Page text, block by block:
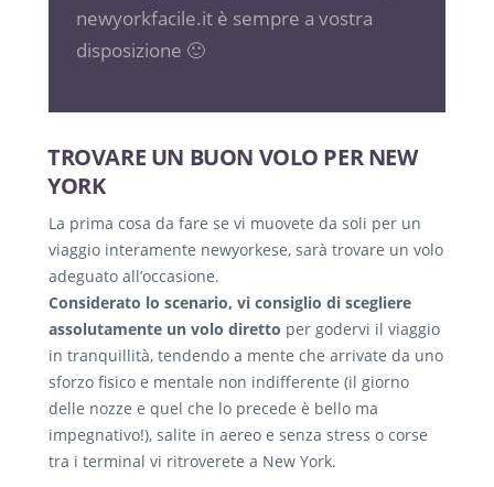
newyorkfacile.it è sempre a vostra
disposizione 🙂
TROVARE UN BUON VOLO PER NEW
YORK
La prima cosa da fare se vi muovete da soli per un
viaggio interamente newyorkese, sarà trovare un volo
adeguato all’occasione.
Considerato lo scenario, vi consiglio di scegliere
assolutamente un volo diretto per godervi il viaggio
in tranquillità, tendendo a mente che arrivate da uno
sforzo fisico e mentale non indifferente (il giorno
delle nozze e quel che lo precede è bello ma
impegnativo!), salite in aereo e senza stress o corse
tra i terminal vi ritroverete a New York.